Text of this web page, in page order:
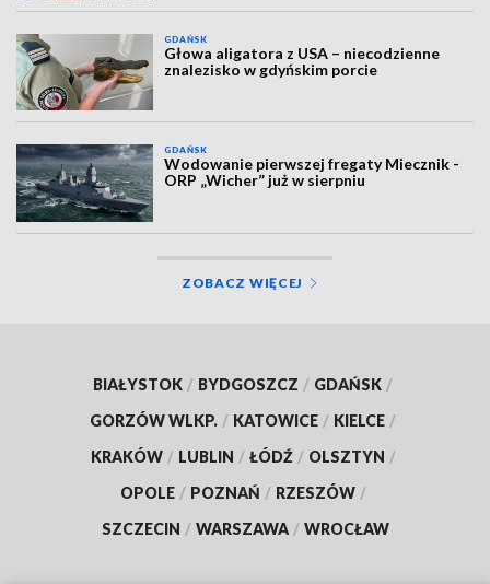
GDAŃSK
Głowa aligatora z USA – niecodzienne
znalezisko w gdyńskim porcie
GDAŃSK
Wodowanie pierwszej fregaty Miecznik -
ORP „Wicher” już w sierpniu
ZOBACZ WIĘCEJ
BIAŁYSTOK / BYDGOSZCZ / GDAŃSK /
GORZÓW WLKP. / KATOWICE / KIELCE /
KRAKÓW / LUBLIN / ŁÓDŹ / OLSZTYN /
OPOLE / POZNAŃ / RZESZÓW /
SZCZECIN / WARSZAWA / WROCŁAW